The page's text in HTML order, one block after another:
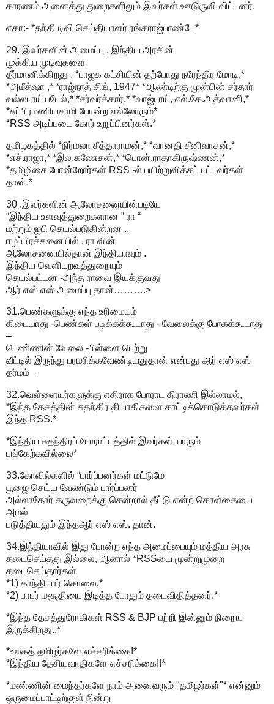
காரணம் அனைத்து துறைகளிலும் இவர்கள் ஊடுருவி விட்டனர்.
எகா:- *தந்தி டிவி செய்தியாளர் ரங்கராஜ்பாண்டே*
29. இவர்களின் அமைப்பு , இந்திய அரசின்
முக்கிய முடிவுகளை
தீர்மானிக்கிறது . *பாஜக கட்சியின் தற்போது நரேந்திர மோடி,*
*அமீத்ஷா ,* *ராஜ்நாத் சிங், 1947* *ஆண்டிற்கு முன்பின் சர்தார்
வல்லபாய் படேல்,* *சர்வர்க்கார்,* *வாஜ்பாய், எல்.கே.அத்வானி,*
*சுப்பிரமணியசாமி போன்ற எல்லோரும்*
*RSS அடிப்படை கோர் உறுப்பினர்கள்.*
தமிழகத்தில் *நிர்மலா சீத்தாராமன்,* *வானதி சீனிவாசன்,*
*எச்.ராஜா,* *இல.கணேசன்,* *பொன்.ராதாகிருஷ்ணன்,*
*தமிழிசை போன்றோர்கள் RSS -ல் பயிற்றுவிக்கப் பட்டவர்கள்
தான்.*
30 .இவர்களின் ஆலோசனையின்படியே
“இந்திய உளவுத்துறைகளான ” ரா “
மற்றும் ஐபி செயல்படுகின்றன ..
ஈழப்பிரச்சனையில் , ரா வின்
ஆலோசனையில்தான் இந்தியாவும் .
இந்திய வெளியுறவுத்துறையும்
செயல்பட்டன -அந்த ராவை இயக்குவது
ஆர் எஸ் எஸ் அமைப்பு தான்……….>
31.பெண்களுக்கு எந்த உரிமையும்
கிடையாது -பெண்கள் படிக்கக்கூடாது - வேலைக்கு போகக்கூடாது
–
பெண்ணின் வேலை -பிள்ளை பெற்று
வீட்டில் இருந்து பரமரிக்கவேண்டியதுதான் என்பது ஆர் எஸ் எஸ்
தர்மம் –
32.வெள்ளையர்களுக்கு எதிராக போராட திராணி இல்லாமல்,
*இந்த தேசத்தின் சுதந்திர தியாகிகளை காட்டிக்கொடுத்தவர்கள்
இந்த RSS.*
*இந்திய சுதந்திரப் போராட்டத்தில் இவர்கள் யாரும்
பங்கேற்கவில்லை*
33.கோவில்களில் “பார்ப்பனர்கள் மட்டுமே
பூஜை செய்ய வேண்டும் பார்ப்பனர்
அல்லாதோர் கருவறைக்கு சென்றால் தீட்டு என்ற கொள்கையை
அமல்
படுத்தியதும் இந்தஆர் எஸ் எஸ். தான்.
34.இந்தியாவில் இது போன்ற எந்த அமைப்பையும் மத்திய அரசு
தடைசெய்தது இல்லை, ஆனால் *RSSயை மூன்றுமுறை
தடைசெய்தார்கள்
*1) காந்தியார் கொலை,*
*2) பாபர் மசூதியை இடித்த போதும் தடைவிதித்தனர்.*
*இந்த தேசத்துரோகிகள் RSS & BJP பற்றி இன்னும் நிறைய
இருக்கிறது..*
*உலகத் தமிழர்களே எச்சரிக்கை!*
*இந்திய தேசியவாதிகளே எச்சரிக்கை!!*
*மண்ணின் மைந்தர்களே நாம் அனைவரும் "தமிழர்கள்"* என்னும்
ஒருமைப்பாட்டிற்குள் நின்று